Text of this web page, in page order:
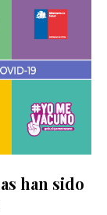
han sido